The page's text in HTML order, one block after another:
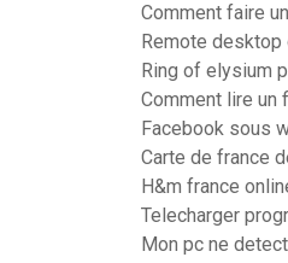
Comment faire
Remote
Ring of elysium
Comment lire un
Facebook sous
Carte de france
H&m france
Telecharger
Mon pc ne